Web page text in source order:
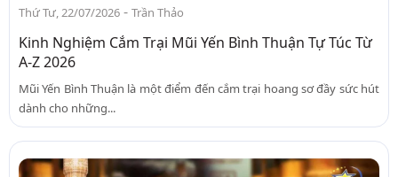
Thứ Tư, 22/07/2026 - Trần Thảo
Kinh Nghiệm Cắm Trại Mũi Yến Bình Thuận Tự Túc Từ
A-Z 2026
Mũi Yến Bình Thuận là một điểm đến cắm trại hoang sơ đầy sức hút
dành cho những...